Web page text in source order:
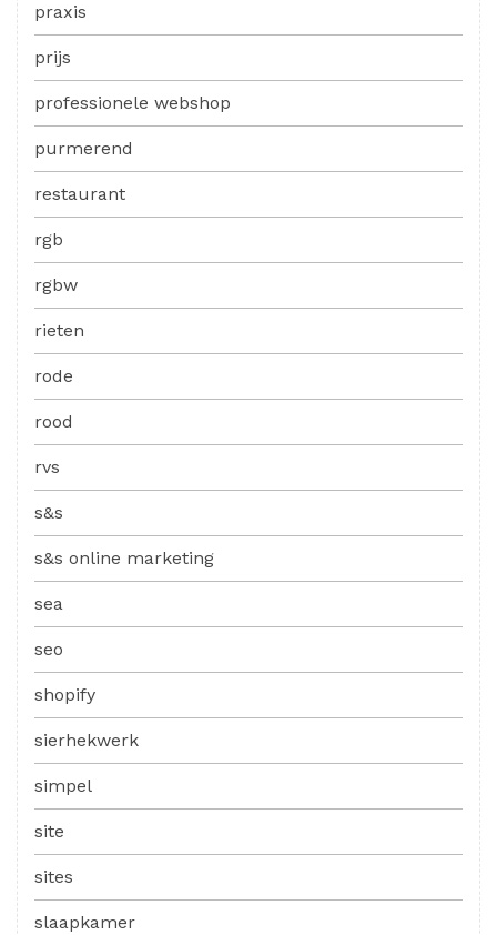
praxis
prijs
professionele webshop
purmerend
restaurant
rgb
rgbw
rieten
rode
rood
rvs
s&s
s&s online marketing
sea
seo
shopify
sierhekwerk
simpel
site
sites
slaapkamer